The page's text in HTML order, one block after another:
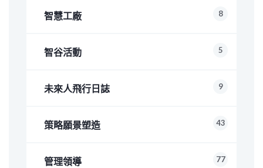
智慧工廠 8
智谷活動 5
未來人飛行日誌 9
策略願景塑造 43
管理領導 77